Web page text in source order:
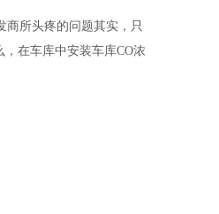
所头疼的问题其实，只
在车库中安装车库CO浓